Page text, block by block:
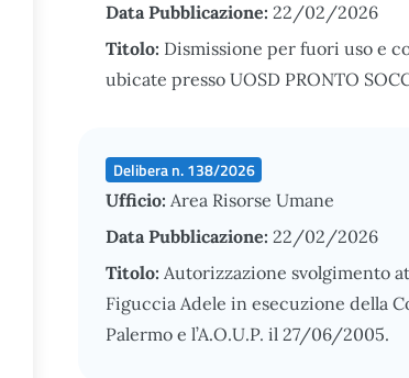
Data Pubblicazione: 22/02/2026
Titolo: Dismissione per fuori uso e
ubicate presso UOSD PRONTO
Delibera n. 138/2026
Ufficio: Area Risorse Umane
Data Pubblicazione: 22/02/2026
Titolo: Autorizzazione svolgimento
Figuccia Adele in esecuzione della
Palermo e l’A.O.U.P. il 27/06/2005.